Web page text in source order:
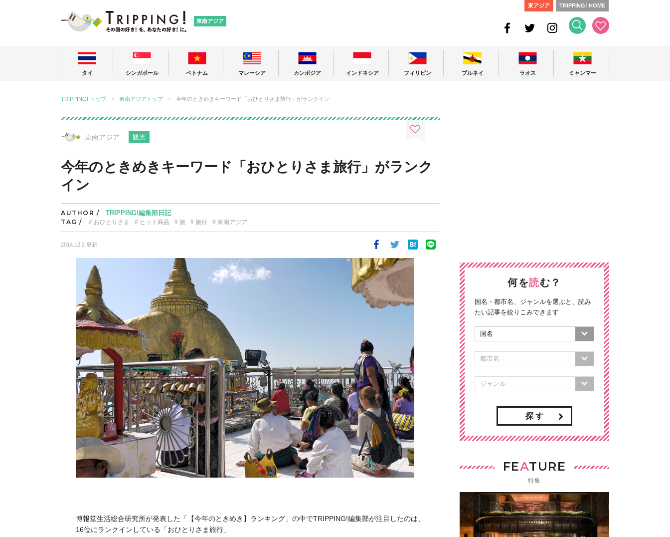
東南アジア
東アジア TRIPPING! HOME
タイ シンガポール ベトナム マレーシア カンボジア インドネシア フィリピン ブルネイ ラオス ミャンマー
TRIPPING! トップ 東南アジアトップ 今年のときめきキーワード「おひとりさま旅行」がランクイン
東南アジア 観光
今年のときめきキーワード「おひとりさま旅行」がランク
イン
AUTHOR /
TRIPPING!編集部日記
TAG /
おひとりさま ヒット商品 旅 旅行 東南アジア
2014.12.2 更新
博報堂生活総合研究所が発表した「【今年のときめき】ランキング」の中でTRIPPING!編集部が注目したのは、
16位にランクインしている
「おひとりさま旅行」
何を読む？
国名・都市名、ジャンルを選ぶと、読み
たい記事を絞りこみできます
探 す
FEATURE
特集